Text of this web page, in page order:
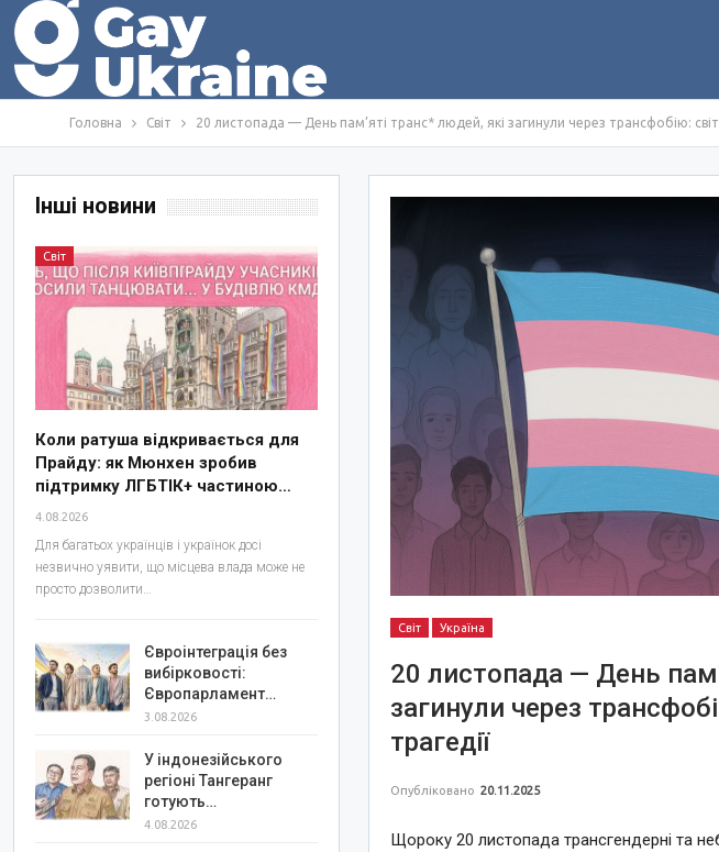
Головна Світ 20 листопада — День пам’яті транс* людей, які загинули через трансфобію:
Світ Україна
20 листопада — День
загинули через
трагедії
Опубліковано 20.11.2025
Щороку 20 листопада трансгендерні та
Інші новини
Світ
Коли ратуша відкривається для
Прайду: як Мюнхен зробив
підтримку ЛГБТІК+ частиною…
4.08.2026
Для багатьох українців і українок досі
незвично уявити, що місцева влада може не
просто дозволити…
Євроінтеграція без
вибірковості:
Європарламент…
3.08.2026
У індонезійського
регіоні Тангеранг
готують…
4.08.2026